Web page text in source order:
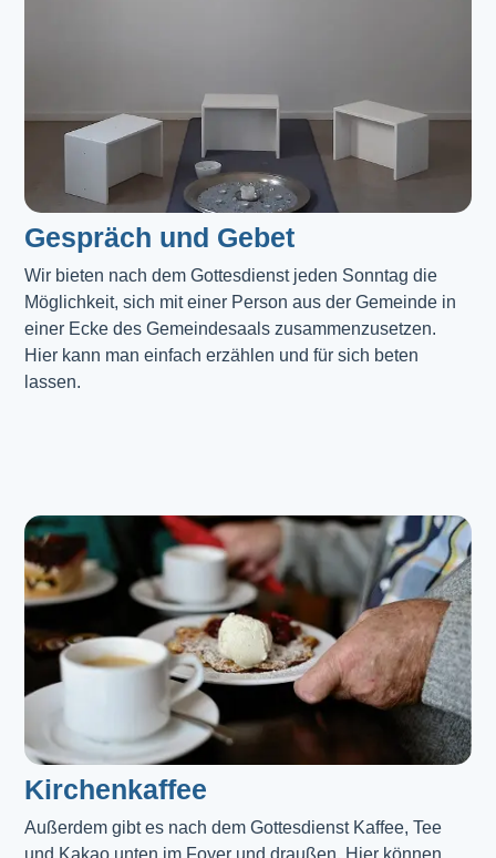
Gespräch und Gebet
Wir bieten nach dem Gottesdienst jeden Sonntag die
Möglichkeit, sich mit einer Person aus der Gemeinde in
einer Ecke des Gemeindesaals zusammenzusetzen.
Hier kann man einfach erzählen und für sich beten
lassen.
Kirchenkaffee
Außerdem gibt es nach dem Gottesdienst Kaffee, Tee